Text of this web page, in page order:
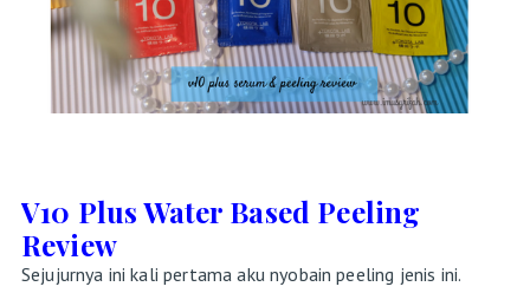
V10 Plus Water Based Peeling
Review
Sejujurnya ini kali pertama aku nyobain peeling jenis ini.